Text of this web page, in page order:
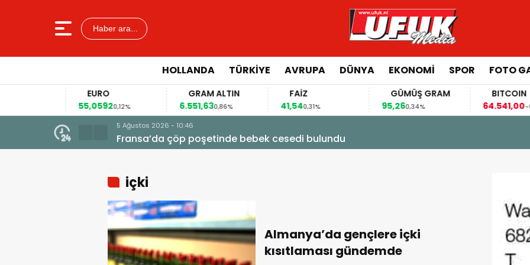
Haber ara...
HOLLANDA TÜRKIYE AVRUPA DÜNYA EKONOMI SPOR FOTO
EURO
55,05920,12%
GRAM ALTIN
6.551,630,86%
FAİZ
41,540,31%
GÜMÜŞ GRAM
95,260,34%
BITCOIN
64.541,00-
5 Ağustos 2026 - 10:46
Fransa’da çöp poşetinde bebek cesedi bulundu
içki
Almanya’da gençlere içki
kısıtlaması gündemde